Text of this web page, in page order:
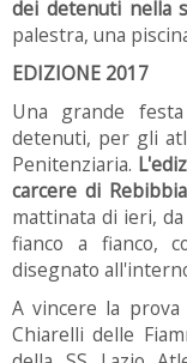
dei detenuti nella
palestra, una
EDIZIONE 2017
Una grande
detenuti, per gli
Penitenziaria.
carcere di
mattinata di ieri,
fianco a fianco,
disegnato
A vincere la
Chiarelli delle